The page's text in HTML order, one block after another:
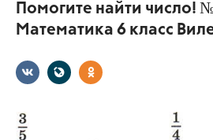
Помогите найти число!
Математика 6 класс